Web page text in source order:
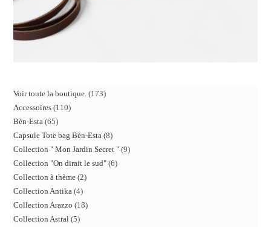
Voir toute la boutique. 173
Accessoires 110
Bèn-Esta 65
Capsule Tote bag Bèn-Esta 8
Collection " Mon Jardin Secret " 9
Collection "On dirait le sud" 6
Collection à thème 2
Collection Antika 4
Collection Arazzo 18
Collection Astral 5